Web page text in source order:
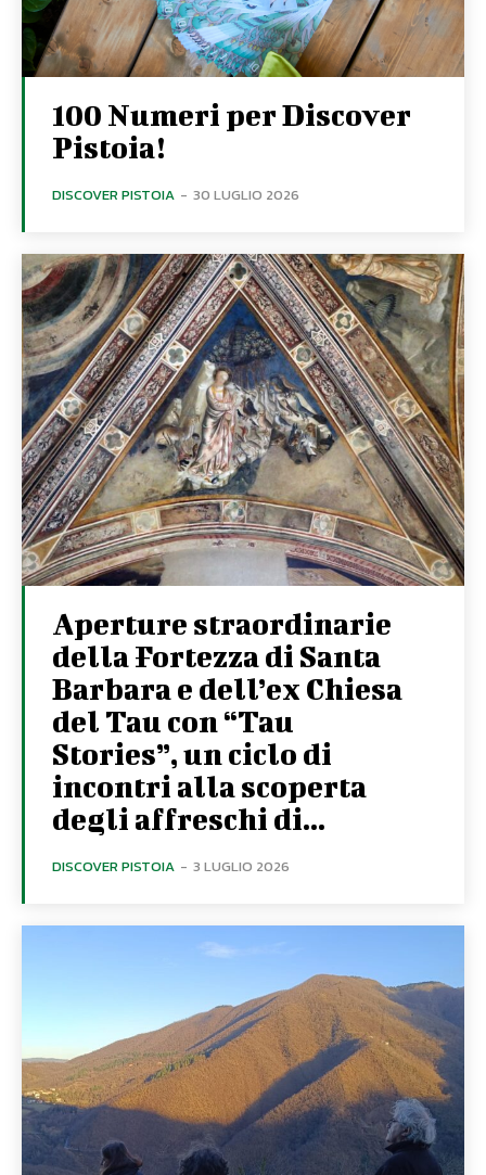
100 Numeri per Discover
Pistoia!
DISCOVER PISTOIA - 30 LUGLIO 2026
Aperture straordinarie
della Fortezza di Santa
Barbara e dell’ex Chiesa
del Tau con “Tau
Stories”, un ciclo di
incontri alla scoperta
degli affreschi di...
DISCOVER PISTOIA - 3 LUGLIO 2026